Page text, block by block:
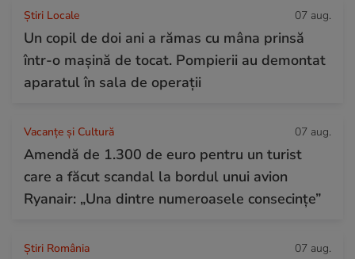
Știri Locale 07 aug.
Un copil de doi ani a rămas cu mâna prinsă
într-o mașină de tocat. Pompierii au demontat
aparatul în sala de operații
Vacanțe și Cultură 07 aug.
Amendă de 1.300 de euro pentru un turist
care a făcut scandal la bordul unui avion
Ryanair: „Una dintre numeroasele consecințe”
Știri România 07 aug.